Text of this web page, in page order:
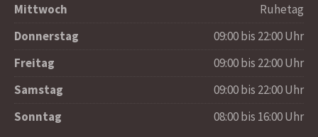
Mittwoch
Ruhetag
Donnerstag
09:00 bis 22:00 Uhr
Freitag
09:00 bis 22:00 Uhr
Samstag
09:00 bis 22:00 Uhr
Sonntag
08:00 bis 16:00 Uhr